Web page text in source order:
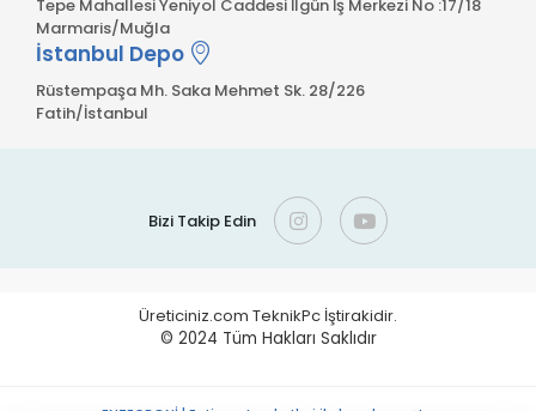
Tepe Mahallesi Yeniyol Caddesi İlgün İş Merkezi No :17/18
Marmaris/Muğla
İstanbul Depo
Rüstempaşa Mh. Saka Mehmet Sk. 28/226
Fatih/İstanbul
Bizi Takip Edin
Üreticiniz.com TeknikPc İştirakidir.
© 2024 Tüm Hakları Saklıdır